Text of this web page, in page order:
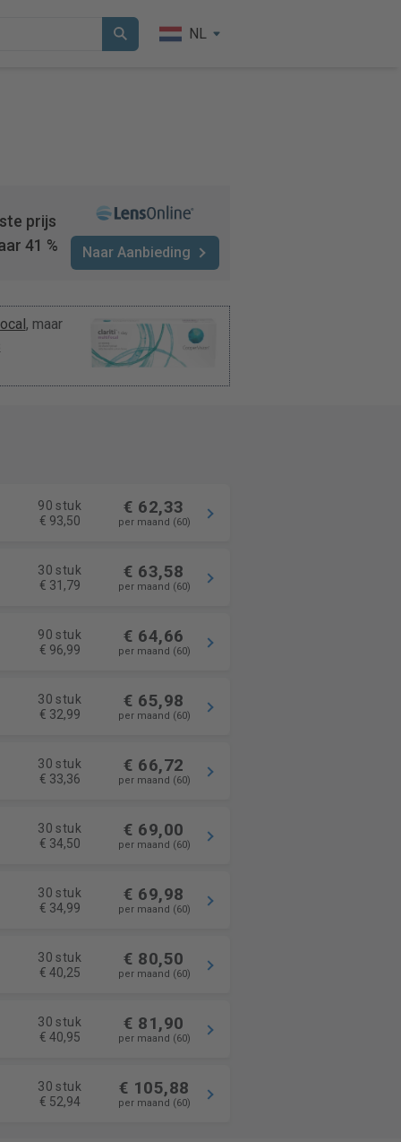
NL
prijs
41 %
Naar Aanbieding
, maar
90 stuk
€ 93,50
€ 62,33
per maand (60)
30 stuk
€ 31,79
€ 63,58
per maand (60)
90 stuk
€ 96,99
€ 64,66
per maand (60)
30 stuk
€ 32,99
€ 65,98
per maand (60)
30 stuk
€ 33,36
€ 66,72
per maand (60)
30 stuk
€ 34,50
€ 69,00
per maand (60)
30 stuk
€ 34,99
€ 69,98
per maand (60)
30 stuk
€ 40,25
€ 80,50
per maand (60)
30 stuk
€ 40,95
€ 81,90
per maand (60)
30 stuk
€ 52,94
€ 105,88
per maand (60)